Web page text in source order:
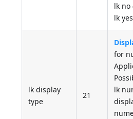
lk no
lk
lk display
type
21
for
lk